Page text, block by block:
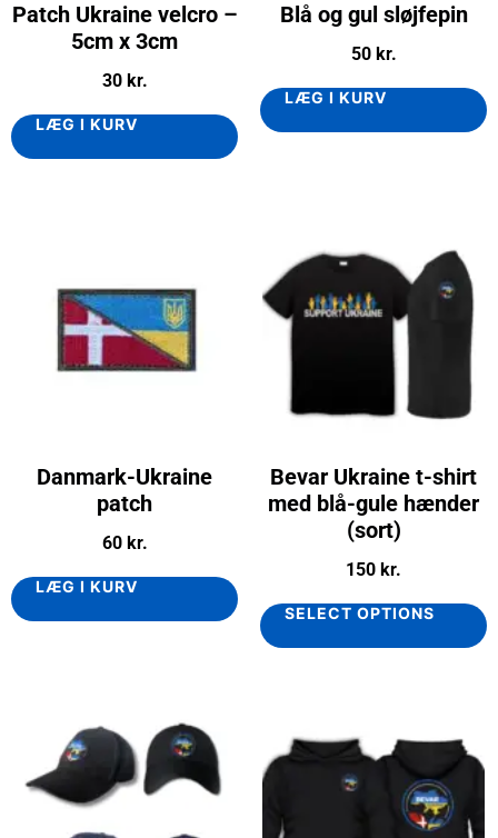
Patch Ukraine velcro –
5cm x 3cm
30 kr.
LÆG I KURV
Blå og gul sløjfepin
50 kr.
LÆG I KURV
Danmark-Ukraine
patch
60 kr.
LÆG I KURV
Bevar Ukraine t-shirt
med blå-gule hænder
(sort)
150 kr.
SELECT OPTIONS